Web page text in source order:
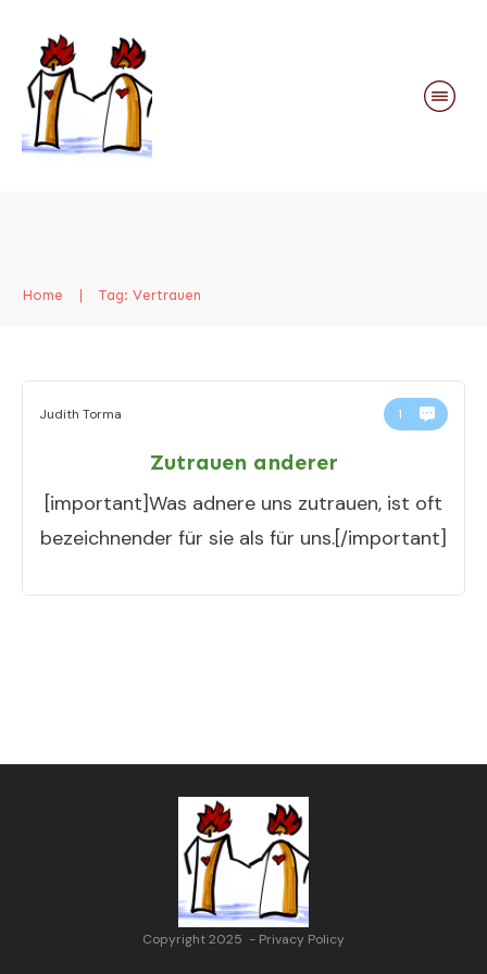
Home Tag: Vertrauen
Judith Torma 1
Zutrauen anderer
[important]Was adnere uns zutrauen, ist oft
bezeichnender für sie als für uns.[/important]
Copyright 2025 - Privacy Policy